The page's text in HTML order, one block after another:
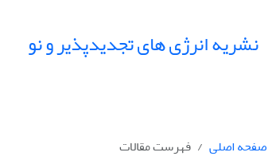
نشریه انرژی های تجدیدپذیر و نو
صفحه اصلی
فهرست مقالات